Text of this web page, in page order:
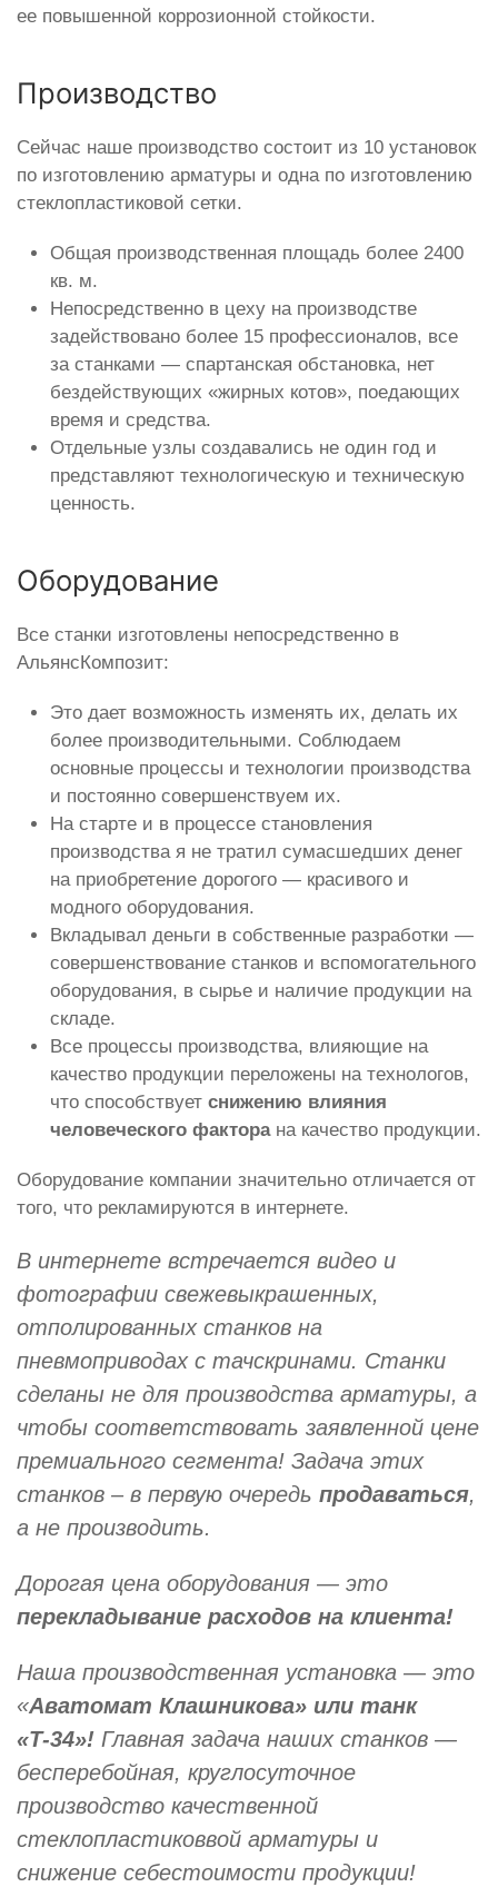
ее повышенной коррозионной стойкости.
Производство
Сейчас наше производство состоит из 10 установок
по изготовлению арматуры и одна по изготовлению
стеклопластиковой сетки.
Общая производственная площадь более 2400
кв. м.
Непосредственно в цеху на производстве
задействовано более 15 профессионалов, все
за станками — спартанская обстановка, нет
бездействующих «жирных котов», поедающих
время и средства.
Отдельные узлы создавались не один год и
представляют технологическую и техническую
ценность.
Оборудование
Все станки изготовлены непосредственно в
АльянсКомпозит:
Это дает возможность изменять их, делать их
более производительными. Соблюдаем
основные процессы и технологии производства
и постоянно совершенствуем их.
На старте и в процессе становления
производства я не тратил сумасшедших денег
на приобретение дорогого — красивого и
модного оборудования.
Вкладывал деньги в собственные разработки —
совершенствование станков и вспомогательного
оборудования, в сырье и наличие продукции на
складе.
Все процессы производства, влияющие на
качество продукции переложены на технологов,
что способствует снижению влияния
человеческого факторана качество продукции.
Оборудование компании значительно отличается от
того, что рекламируются в интернете.
В интернете встречается видео и
фотографии свежевыкрашенных,
отполированных станков на
пневмоприводах с тачскринами. Станки
сделаны не для производства арматуры, а
чтобы соответствовать заявленной цене
премиального сегмента! Задача этих
станков – в первую очередь продаваться,
а не производить.
Дорогая цена оборудования — это
перекладывание расходов на клиента!
Наша производственная установка — это
«Аватомат Клашникова» или танк
«Т-34»! Главная задача наших станков —
бесперебойная, круглосуточное
производство качественной
стеклопластиковвой арматуры и
снижение себестоимости продукции!